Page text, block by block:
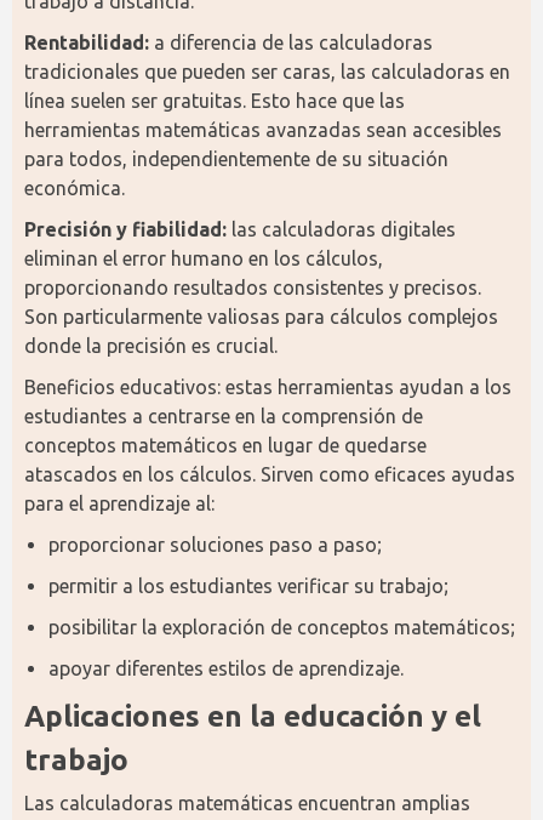
Rentabilidad: a diferencia de las calculadoras
tradicionales que pueden ser caras, las calculadoras en
línea suelen ser gratuitas. Esto hace que las
herramientas matemáticas avanzadas sean accesibles
para todos, independientemente de su situación
económica.
Precisión y fiabilidad: las calculadoras digitales
eliminan el error humano en los cálculos,
proporcionando resultados consistentes y precisos.
Son particularmente valiosas para cálculos complejos
donde la precisión es crucial.
Beneficios educativos: estas herramientas ayudan a los
estudiantes a centrarse en la comprensión de
conceptos matemáticos en lugar de quedarse
atascados en los cálculos. Sirven como eficaces ayudas
para el aprendizaje al:
proporcionar soluciones paso a paso;
permitir a los estudiantes verificar su trabajo;
posibilitar la exploración de conceptos matemáticos;
apoyar diferentes estilos de aprendizaje.
Aplicaciones en la educación y el
trabajo
Las calculadoras matemáticas encuentran amplias